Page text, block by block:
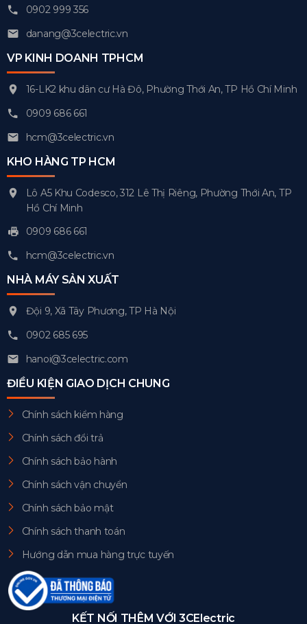
0902 999 356
danang@3celectric.vn
VP KINH DOANH TPHCM
16-LK2 khu dân cư Hà Đô, Phường Thới An, TP Hồ Chí Minh
0909 686 661
hcm@3celectric.vn
KHO HÀNG TP HCM
Lô A5 Khu Codesco, 312 Lê Thị Riêng, Phường Thới An, TP
Hồ Chí Minh
0909 686 661
hcm@3celectric.vn
NHÀ MÁY SẢN XUẤT
Đội 9, Xã Tây Phương, TP Hà Nội
0902 685 695
hanoi@3celectric.com
ĐIỀU KIỆN GIAO DỊCH CHUNG
Chính sách kiểm hàng
Chính sách đổi trả
Chính sách bảo hành
Chính sách vận chuyển
Chính sách bảo mật
Chính sách thanh toán
Hướng dẫn mua hàng trực tuyến
KẾT NỐI THÊM VỚI 3CElectric